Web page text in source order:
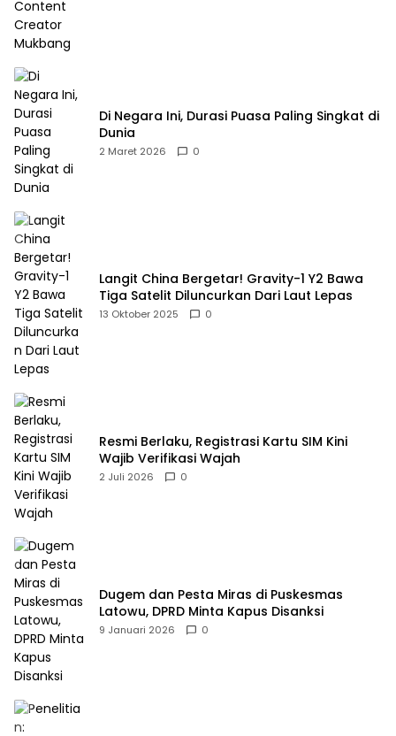
Di Negara Ini, Durasi Puasa Paling Singkat di
Dunia
2 Maret 2026 0
Langit China Bergetar! Gravity-1 Y2 Bawa
Tiga Satelit Diluncurkan Dari Laut Lepas
13 Oktober 2025 0
Resmi Berlaku, Registrasi Kartu SIM Kini
Wajib Verifikasi Wajah
2 Juli 2026 0
Dugem dan Pesta Miras di Puskesmas
Latowu, DPRD Minta Kapus Disanksi
9 Januari 2026 0